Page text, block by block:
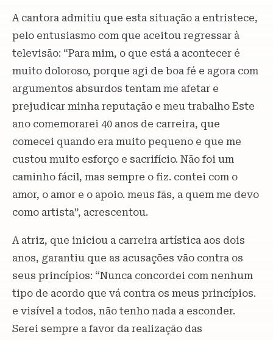
A cantora admitiu que esta situação a entristece,
pelo entusiasmo com que aceitou regressar à
televisão: “Para mim, o que está a acontecer é
muito doloroso, porque agi de boa fé e agora com
argumentos absurdos tentam me afetar e
prejudicar minha reputação e meu trabalho Este
ano comemorarei 40 anos de carreira, que
comecei quando era muito pequeno e que me
custou muito esforço e sacrifício. Não foi um
caminho fácil, mas sempre o fiz. contei com o
amor, o amor e o apoio. meus fãs, a quem me devo
como artista”, acrescentou.
A atriz, que iniciou a carreira artística aos dois
anos, garantiu que as acusações vão contra os
seus princípios: “Nunca concordei com nenhum
tipo de acordo que vá contra os meus princípios.
e visível a todos, não tenho nada a esconder.
Serei sempre a favor da realização das